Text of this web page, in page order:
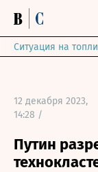
Ситуация на
12 декабря 2023,
14:28 /
Путин